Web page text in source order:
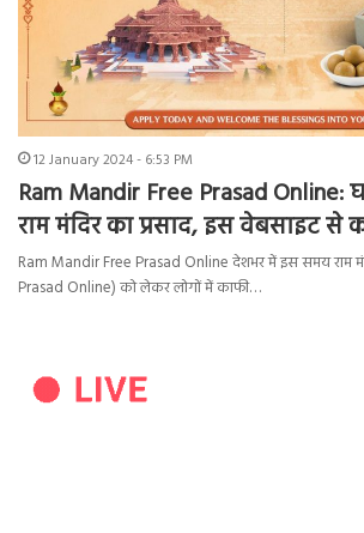
12 January 2024 - 6:53 PM
Ram Mandir Free Prasad Online:
राम मंदिर का प्रसाद, इस वेबसाइट से
Ram Mandir Free Prasad Online देशभर में इस समय राम
Prasad Online) को लेकर लोगों में काफी…